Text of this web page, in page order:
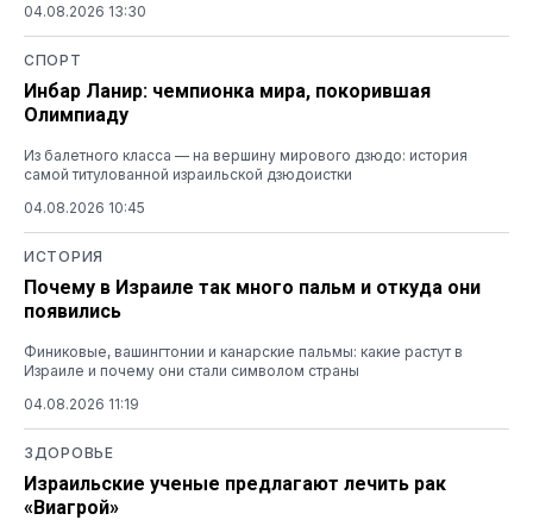
04.08.2026 13:30
СПОРТ
Инбар Ланир: чемпионка мира, покорившая
Олимпиаду
Из балетного класса — на вершину мирового дзюдо: история
самой титулованной израильской дзюдоистки
04.08.2026 10:45
ИСТОРИЯ
Почему в Израиле так много пальм и откуда они
появились
Финиковые, вашингтонии и канарские пальмы: какие растут в
Израиле и почему они стали символом страны
04.08.2026 11:19
ЗДОРОВЬЕ
Израильские ученые предлагают лечить рак
«Виагрой»